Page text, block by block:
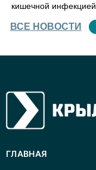
кишечной инфекцией
ВСЕ НОВОСТИ
ГЛАВНАЯ